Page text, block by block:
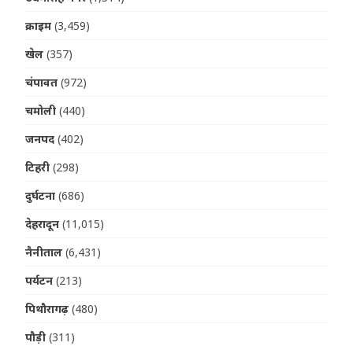
क्राइम (3,459)
खेल (357)
चंपावत (972)
चमोली (440)
जनपद (402)
टिहरी (298)
दुर्घटना (686)
देहरादून (11,015)
नैनीताल (6,431)
पर्यटन (213)
पिथौरागढ़ (480)
पौड़ी (311)